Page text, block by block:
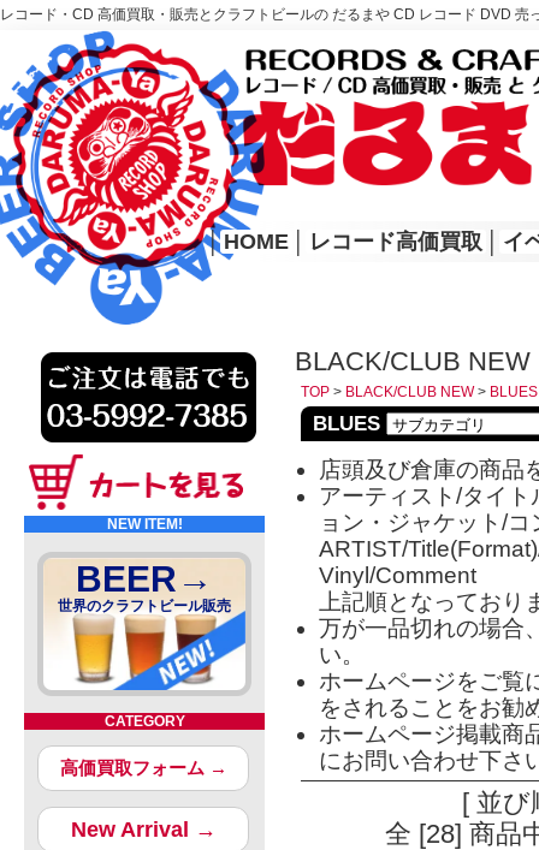
レコード・CD 高価買取・販売とクラフトビールの だるまや CD レコード DVD
レコード高価買取はこちら
HOME
│ HOME レコード高価買取 イ
NEW ITEM!
BEER→
世界のクラフトビール販売
CATEGORY
高価買取フォーム →
New Arrival →
BLACK/CLUB NEW
TOP > BLACK/CLUB NEW> BLUES
BLUES
店頭及び倉庫の商品
アーティスト/タイ
ョン・ジャケット/
ARTIST/
Vinyl/Comment
上記順となっており
万が一品切れの場合
い。
ホームページをご覧
をされることをお勧
ホームページ掲載商
にお問い合わせ下さ
[ 並
全 [28] 商